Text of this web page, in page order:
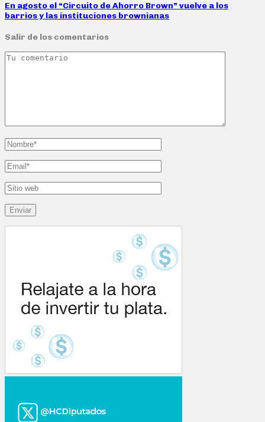
En agosto el “Circuito de Ahorro Brown” vuelve a los
barrios y las instituciones brownianas
Salir de los comentarios